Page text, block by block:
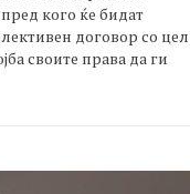
кого ќе бидат
договор со цел
своите права да ги